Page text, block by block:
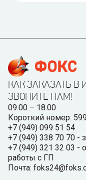
КАК ЗАКАЗАТЬ В
ЗВОНИТЕ НАМ!
09:00 – 18:00
Короткий номер: 599
+7 (949) 099 51 54
+7 (949) 338 70 70 -
+7 (949) 321 32 03 -
работы с ГП
Почта: